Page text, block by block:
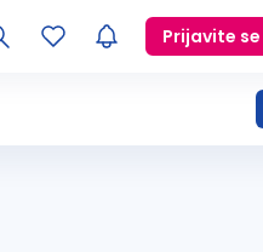
Prijavite se